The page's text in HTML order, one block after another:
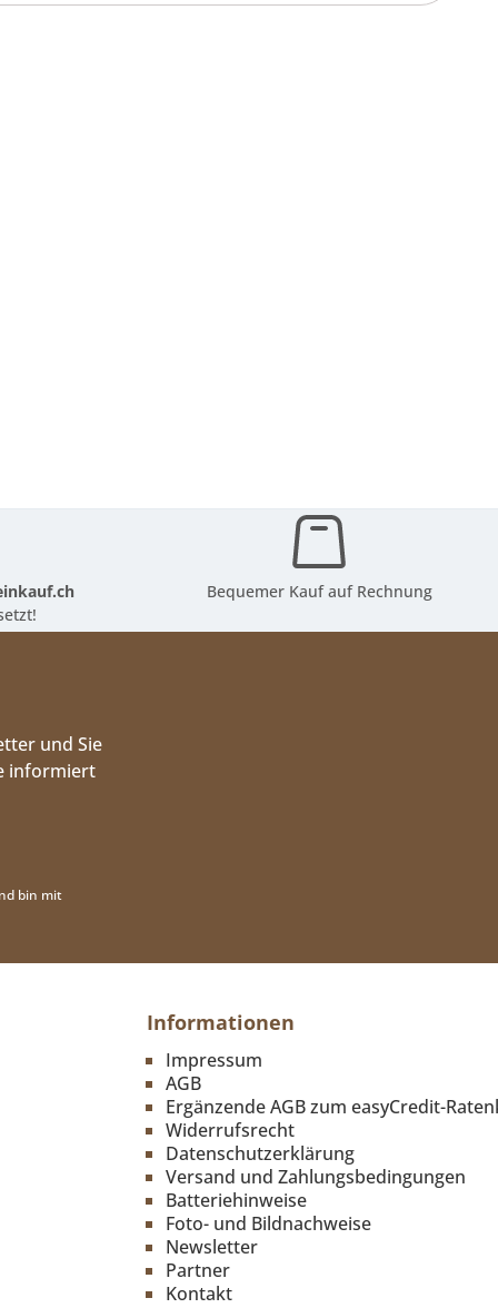
Bequemer Kauf auf Rechnung
und Sie
informiert
bin mit
Informationen
Impressum
AGB
Ergänzende AGB zum easyCredit-
Widerrufsrecht
Datenschutzerklärung
Versand und Zahlungsbedingungen
Batteriehinweise
Foto- und Bildnachweise
Newsletter
Partner
Kontakt